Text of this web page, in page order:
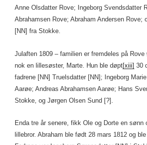
Anne Olsdatter Rove; Ingeborg Svendsdatter
Abrahamsen Rove; Abraham Andersen Rove;
[NN] fra Stokke.
Julaften 1809 – familien er fremdeles på
nok en lillesøster, Marte. Hun ble døpt[xiii] 30
fadrene [NN] Truelsdatter [NN]; Ingeborg
Aarøe; Andreas Abrahamsen Aarøe; Hans
Stokke, og Jørgen Olsen Sund [?].
Enda tre år senere, fikk Ole og Dorte en sønn
lillebror. Abraham ble født 28 mars 1812 og